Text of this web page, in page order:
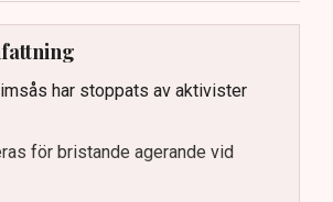
har stoppats av aktivister
för bristande agerande vid